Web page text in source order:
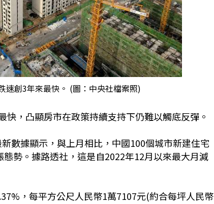
速創3年來最快。 (圖：中央社檔案照)
，凸顯房市在政策持續支持下仍難以觸底反彈。
數據顯示，與上月相比，中國100個城市新建住宅
勢。據路透社，這是自2022年12月以來最大月減
，每平方公尺人民幣1萬7107元(約合每坪人民幣